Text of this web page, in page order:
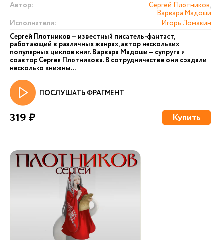
Автор: Сергей Плотников,
Варвара Мадоши
Исполнители:
Игорь Ломакин
Сергей Плотников — известный писатель-фантаст,
работающий в различных жанрах, автор нескольких
популярных циклов книг. Варвара Мадоши — супруга и
соавтор Сергея Плотникова. В сотрудничестве они создали
несколько книжны...
ПОСЛУШАТЬ ФРАГМЕНТ
319 ₽ Купить